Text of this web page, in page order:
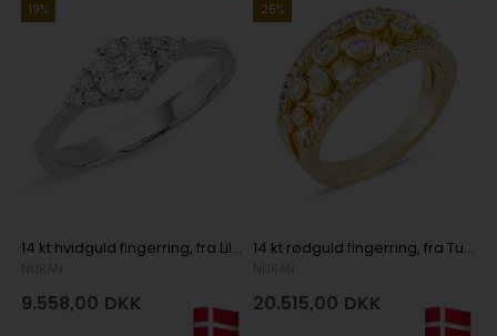
19%
14 kt hvidguld fingerring, fra Lilja serien med 13 Diamanter Wesselton SI
9.558,00 DKK
25%
14 kt rødguld fingerring, fra Tube serien med totalt 0,67 ct Diamanter Wesselton SI
20.515,00 DKK